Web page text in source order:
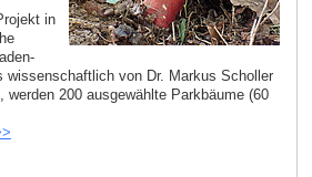
in
wissenschaftlich von Dr. Markus Scholler
200 ausgewählte Parkbäume (60